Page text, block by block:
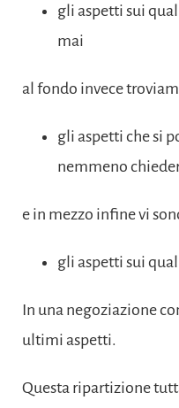
gli aspetti sui
mai
al fondo invece
gli aspetti che si
nemmeno
e in mezzo infine vi
gli aspetti sui
In una negoziazione
ultimi aspetti.
Questa ripartizione